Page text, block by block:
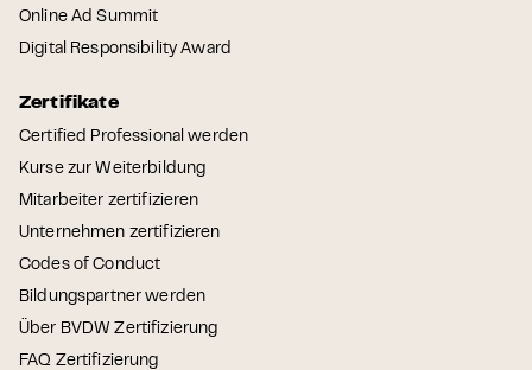
Online Ad Summit
Digital Responsibility Award
Zertifikate
Certified Professional werden
Kurse zur Weiterbildung
Mitarbeiter zertifizieren
Unternehmen zertifizieren
Codes of Conduct
Bildungspartner werden
Über BVDW Zertifizierung
FAQ Zertifizierung